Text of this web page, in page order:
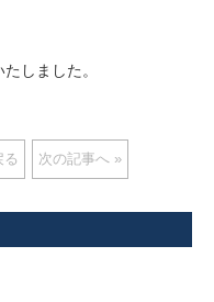
しました。
次の記事へ »